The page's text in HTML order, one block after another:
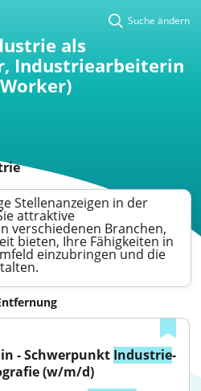
Suche ändern
als
Industriearbeiterin
Stellenanzeigen in der
attraktive
verschiedenen Branchen,
bieten, Ihre Fähigkeiten in
einzubringen und die
- Schwerpunkt Industrie-
(w/m/d)